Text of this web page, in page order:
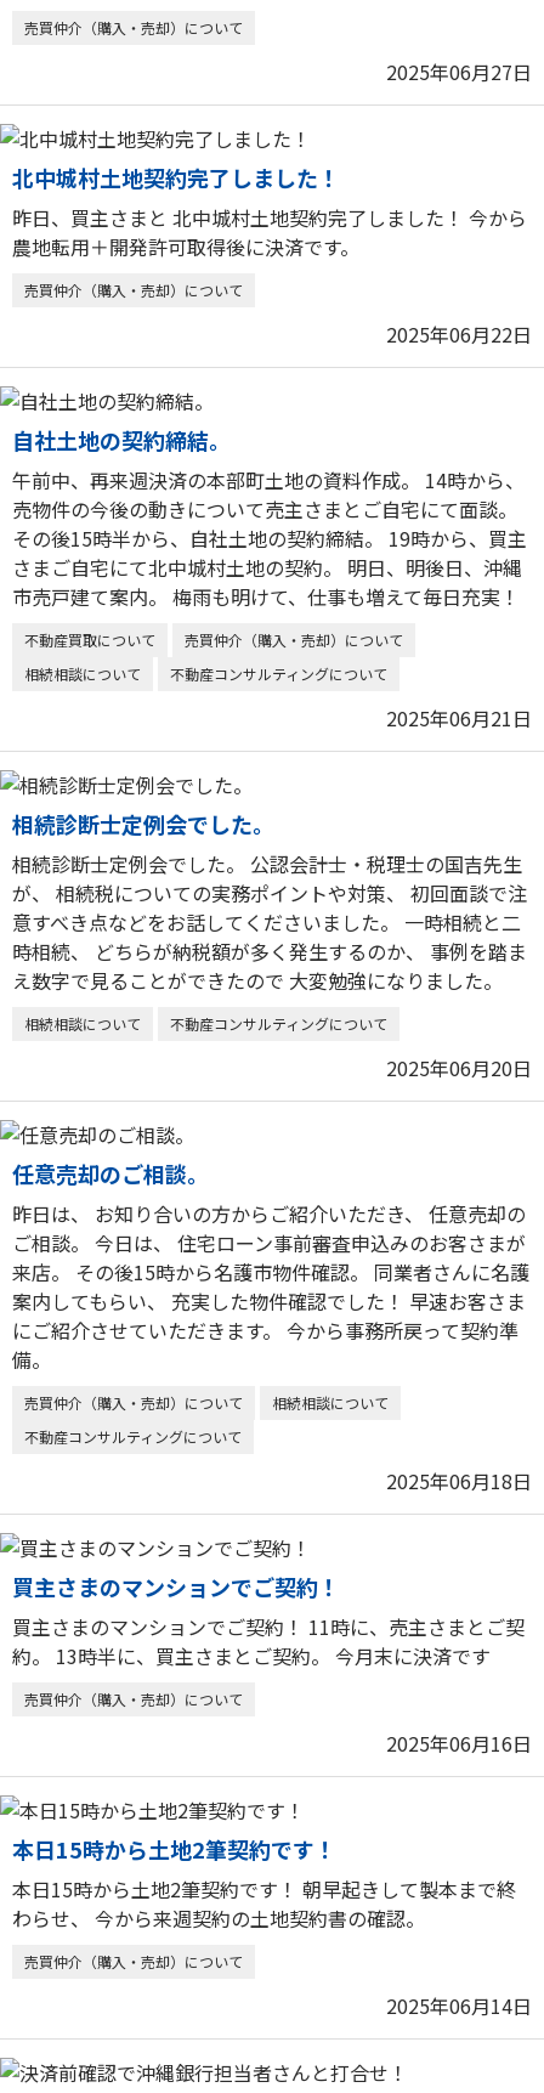
売買仲介（購入・売却）について
2025年06月27日
北中城村土地契約完了しました！
昨日、買主さまと 北中城村土地契約完了しました！ 今から
農地転用＋開発許可取得後に決済です。
売買仲介（購入・売却）について
2025年06月22日
自社土地の契約締結。
午前中、再来週決済の本部町土地の資料作成。 14時から、
売物件の今後の動きについて売主さまとご自宅にて面談。
その後15時半から、自社土地の契約締結。 19時から、買主
さまご自宅にて北中城村土地の契約。 明日、明後日、沖縄
市売戸建て案内。 梅雨も明けて、仕事も増えて毎日充実！
不動産買取について
売買仲介（購入・売却）について
相続相談について
不動産コンサルティングについて
2025年06月21日
相続診断士定例会でした。
相続診断士定例会でした。 公認会計士・税理士の国吉先生
が、 相続税についての実務ポイントや対策、 初回面談で注
意すべき点などをお話してくださいました。 一時相続と二
時相続、 どちらが納税額が多く発生するのか、 事例を踏ま
え数字で見ることができたので 大変勉強になりました。
相続相談について 不動産コンサルティングについて
2025年06月20日
任意売却のご相談。
昨日は、 お知り合いの方からご紹介いただき、 任意売却の
ご相談。 今日は、 住宅ローン事前審査申込みのお客さまが
来店。 その後15時から名護市物件確認。 同業者さんに名護
案内してもらい、 充実した物件確認でした！ 早速お客さま
にご紹介させていただきます。 今から事務所戻って契約準
備。
売買仲介（購入・売却）について
相続相談について
不動産コンサルティングについて
2025年06月18日
買主さまのマンションでご契約！
買主さまのマンションでご契約！ 11時に、売主さまとご契
約。 13時半に、買主さまとご契約。 今月末に決済です
売買仲介（購入・売却）について
2025年06月16日
本日15時から土地2筆契約です！
本日15時から土地2筆契約です！ 朝早起きして製本まで終
わらせ、 今から来週契約の土地契約書の確認。
売買仲介（購入・売却）について
2025年06月14日